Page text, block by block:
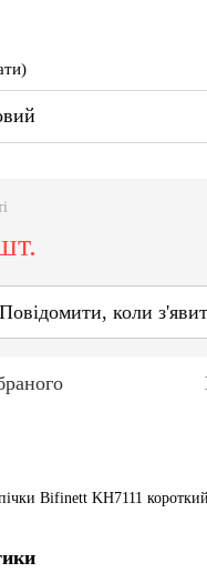
Повідомити, коли
Bifinett KH7111 короткий